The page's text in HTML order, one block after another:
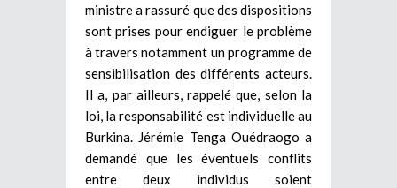
ministre a rassuré que des dispositions
sont prises pour endiguer le problème
à travers notamment un programme de
sensibilisation des différents acteurs.
Il a, par ailleurs, rappelé que, selon la
loi, la responsabilité est individuelle au
Burkina. Jérémie Tenga Ouédraogo a
demandé que les éventuels conflits
entre deux individus soient